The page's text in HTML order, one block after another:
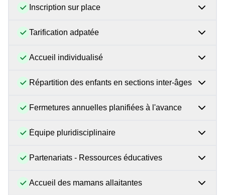
Inscription sur place
Tarification adpatée
Accueil individualisé
Répartition des enfants en sections inter-âges
Fermetures annuelles planifiées à l'avance
Équipe pluridisciplinaire
Partenariats - Ressources éducatives
Accueil des mamans allaitantes